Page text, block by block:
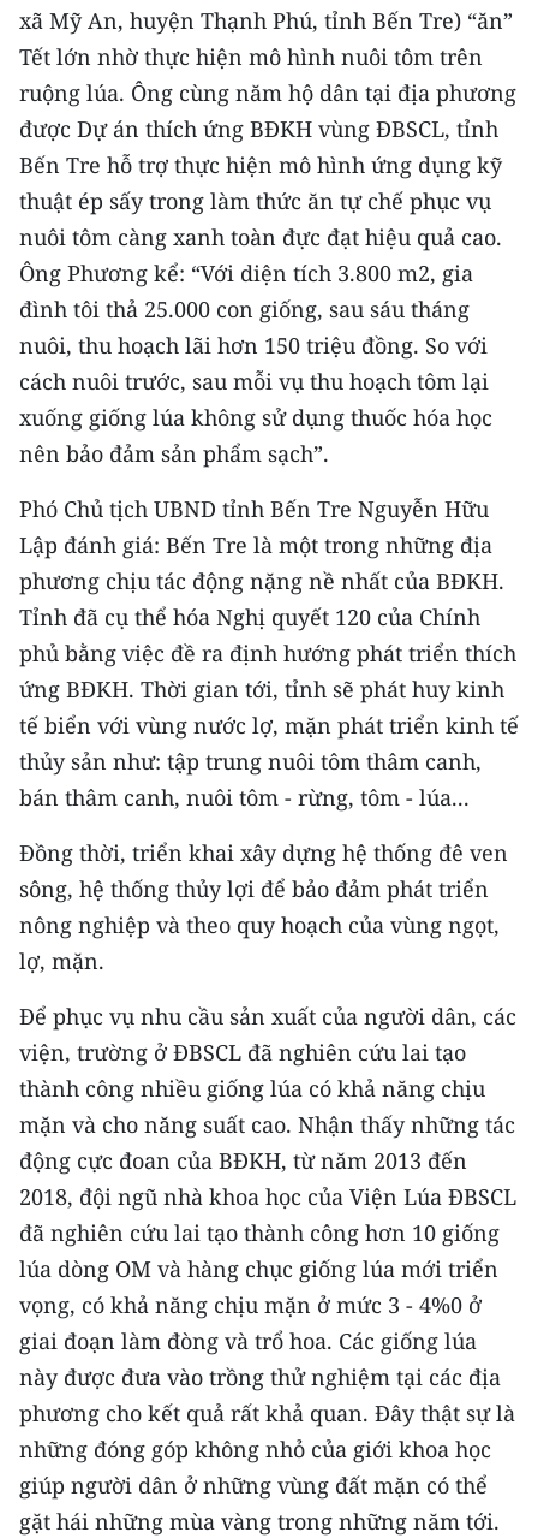
xã Mỹ An, huyện Thạnh Phú, tỉnh Bến Tre) “ăn”
Tết lớn nhờ thực hiện mô hình nuôi tôm trên
ruộng lúa. Ông cùng năm hộ dân tại địa phương
được Dự án thích ứng BĐKH vùng ĐBSCL, tỉnh
Bến Tre hỗ trợ thực hiện mô hình ứng dụng kỹ
thuật ép sấy trong làm thức ăn tự chế phục vụ
nuôi tôm càng xanh toàn đực đạt hiệu quả cao.
Ông Phương kể: “Với diện tích 3.800 m2, gia
đình tôi thả 25.000 con giống, sau sáu tháng
nuôi, thu hoạch lãi hơn 150 triệu đồng. So với
cách nuôi trước, sau mỗi vụ thu hoạch tôm lại
xuống giống lúa không sử dụng thuốc hóa học
nên bảo đảm sản phẩm sạch”.
Phó Chủ tịch UBND tỉnh Bến Tre Nguyễn Hữu
Lập đánh giá: Bến Tre là một trong những địa
phương chịu tác động nặng nề nhất của BĐKH.
Tỉnh đã cụ thể hóa Nghị quyết 120 của Chính
phủ bằng việc đề ra định hướng phát triển thích
ứng BĐKH. Thời gian tới, tỉnh sẽ phát huy kinh
tế biển với vùng nước lợ, mặn phát triển kinh tế
thủy sản như: tập trung nuôi tôm thâm canh,
bán thâm canh, nuôi tôm - rừng, tôm - lúa...
Đồng thời, triển khai xây dựng hệ thống đê ven
sông, hệ thống thủy lợi để bảo đảm phát triển
nông nghiệp và theo quy hoạch của vùng ngọt,
lợ, mặn.
Để phục vụ nhu cầu sản xuất của người dân, các
viện, trường ở ĐBSCL đã nghiên cứu lai tạo
thành công nhiều giống lúa có khả năng chịu
mặn và cho năng suất cao. Nhận thấy những tác
động cực đoan của BĐKH, từ năm 2013 đến
2018, đội ngũ nhà khoa học của Viện Lúa ĐBSCL
đã nghiên cứu lai tạo thành công hơn 10 giống
lúa dòng OM và hàng chục giống lúa mới triển
vọng, có khả năng chịu mặn ở mức 3 - 4%0 ở
giai đoạn làm đòng và trổ hoa. Các giống lúa
này được đưa vào trồng thử nghiệm tại các địa
phương cho kết quả rất khả quan. Đây thật sự là
những đóng góp không nhỏ của giới khoa học
giúp người dân ở những vùng đất mặn có thể
gặt hái những mùa vàng trong những năm tới.